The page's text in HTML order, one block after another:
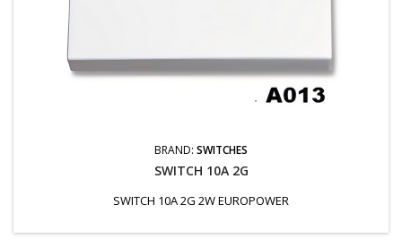
BRAND: SWITCHES
SWITCH 10A 2G
SWITCH 10A 2G 2W EUROPOWER